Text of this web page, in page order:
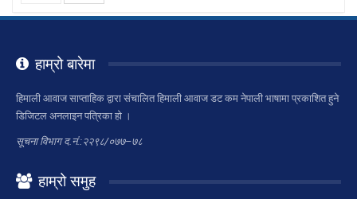
हाम्रो बारेमा
हिमाली आवाज साप्ताहिक द्वारा संचालित हिमाली आवाज डट कम नेपाली भाषामा प्रकाशित हुने
डिजिटल अनलाइन पत्रिका हो ।
सूचना विभाग द.नं.:२२९८/०७७–७८
हाम्रो समुह